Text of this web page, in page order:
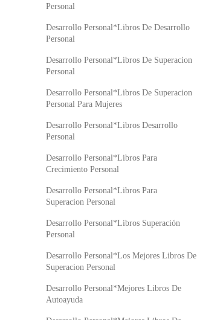
Personal
Desarrollo Personal*Libros De Desarrollo
Personal
Desarrollo Personal*Libros De Superacion
Personal
Desarrollo Personal*Libros De Superacion
Personal Para Mujeres
Desarrollo Personal*Libros Desarrollo
Personal
Desarrollo Personal*Libros Para
Crecimiento Personal
Desarrollo Personal*Libros Para
Superacion Personal
Desarrollo Personal*Libros Superación
Personal
Desarrollo Personal*Los Mejores Libros De
Superacion Personal
Desarrollo Personal*Mejores Libros De
Autoayuda